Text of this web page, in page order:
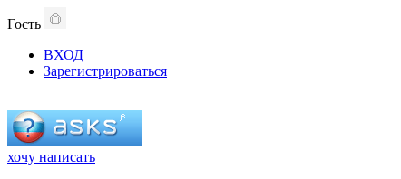
Гость
ВХОД
Зарегистрироваться
хочу написать